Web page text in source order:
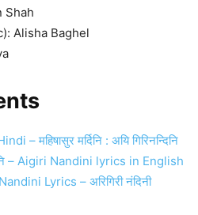
Shah
Alisha Baghel
महिषासुर मर्दिनि : अयि गिरिनन्दिनि
– Aigiri Nandini lyrics in English
Lyrics – अरिगिरी नंदिनी